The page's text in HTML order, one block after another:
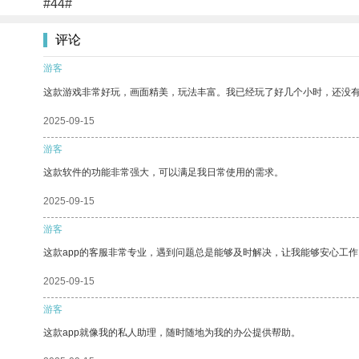
#44#
评论
游客
这款游戏非常好玩，画面精美，玩法丰富。我已经玩了好几个小时，还没有
2025-09-15
游客
这款软件的功能非常强大，可以满足我日常使用的需求。
2025-09-15
游客
这款app的客服非常专业，遇到问题总是能够及时解决，让我能够安心工作
2025-09-15
游客
这款app就像我的私人助理，随时随地为我的办公提供帮助。